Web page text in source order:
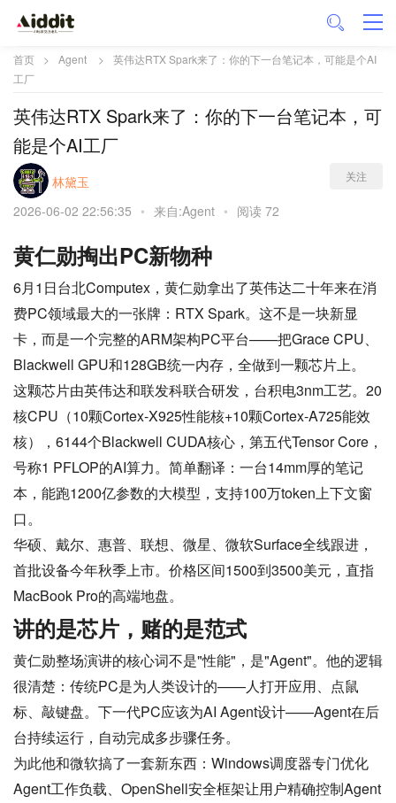
首页 > Agent >
英伟达RTX Spark来了：你的下一台笔记本，可能是个AI
工厂
英伟达RTX Spark来了：你的下一台笔记本，可
能是个AI工厂
林黛玉 关注
2026-06-02 22:56:35 • 来自:Agent • 阅读 72
黄仁勋掏出PC新物种
6月1日台北Computex，黄仁勋拿出了英伟达二十年来在消
费PC领域最大的一张牌：RTX Spark。这不是一块新显
卡，而是一个完整的ARM架构PC平台——把Grace CPU、
Blackwell GPU和128GB统一内存，全做到一颗芯片上。
这颗芯片由英伟达和联发科联合研发，台积电3nm工艺。20
核CPU（10颗Cortex-X925性能核+10颗Cortex-A725能效
核），6144个Blackwell CUDA核心，第五代Tensor Core，
号称1 PFLOP的AI算力。简单翻译：一台14mm厚的笔记
本，能跑1200亿参数的大模型，支持100万token上下文窗
口。
华硕、戴尔、惠普、联想、微星、微软Surface全线跟进，
首批设备今年秋季上市。价格区间1500到3500美元，直指
MacBook Pro的高端地盘。
讲的是芯片，赌的是范式
黄仁勋整场演讲的核心词不是"性能"，是"Agent"。他的逻辑
很清楚：传统PC是为人类设计的——人打开应用、点鼠
标、敲键盘。下一代PC应该为AI Agent设计——Agent在后
台持续运行，自动完成多步骤任务。
为此他和微软搞了一套新东西：Windows调度器专门优化
Agent工作负载、OpenShell安全框架让用户精确控制Agent